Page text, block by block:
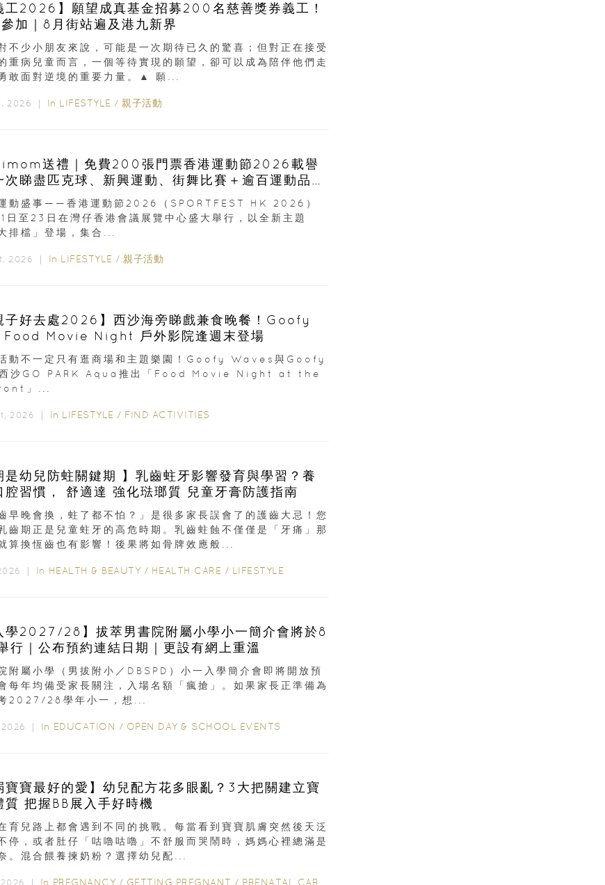
工2026】願望成真基金招募200名慈善獎券義工！
加｜8月街站遍及港九新界
不少小朋友來說，可能是一次期待已久的驚喜；但對正在接受
重病兒童而言，一個等待實現的願望，卻可以成為陪伴他們走
敢面對逆境的重要力量。▲ 願...
2026 ｜ In LIFESTYLE / 親子活動
送禮｜免費200張門票香港運動節2026載譽
次睇盡匹克球、新興運動、街舞比賽＋逾百運動品牌
動盛事——香港運動節2026（SPORTFEST HK 2026）
日至23日在灣仔香港會議展覽中心盛大舉行，以全新主題
排檔」登場，集合...
2026 ｜ In LIFESTYLE / 親子活動
子好去處2026】西沙海旁睇戲兼食晚餐！Goofy
Movie Night 戶外影院逢週末登場
動不一定只有逛商場和主題樂園！Goofy Waves與Goofy
沙GO PARK Aqua推出「Food Movie Night at the
」...
2026 ｜ In LIFESTYLE / FIND ACTIVITIES
是幼兒防蛀關鍵期 】乳齒蛀牙影響發育與學習？養
成良好口腔習慣， 舒適達 強化琺瑯質 兒童牙膏防護指南
早晚會換，蛀了都不怕？」是很多家長誤會了的護齒大忌！您
齒期正是兒童蛀牙的高危時期。乳齒蛀蝕不僅僅是「牙痛」那
算換恆齒也有影響！後果將如骨牌效應般...
｜ In HEALTH & BEAUTY / HEALTH CARE / LIFESTYLE
學2027/28】拔萃男書院附屬小學小一簡介會將於8
行｜公布預約連結日期｜更設有網上重溫
附屬小學（男拔附小／DBSPD）小一入學簡介會即將開放預
每年均備受家長關注，入場名額「瘋搶」。如果家長正準備為
2027/28學年小一，想...
｜ In EDUCATION / OPEN DAY & SCHOOL EVENTS
寶寶最好的愛】幼兒配方花多眼亂？3大把關建立寶
質 把握BB展入手好時機
育兒路上都會遇到不同的挑戰。每當看到寶寶肌膚突然後天泛
停，或者肚仔「咕嚕咕嚕」不舒服而哭鬧時，媽媽心裡總滿是
。混合餵養揀奶粉？選擇幼兒配...
｜ In PREGNANCY / GETTING PREGNANT / PRENATAL CARE